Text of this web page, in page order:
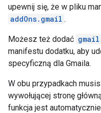
upewnij się, że w pliku
addOns.gmail .
Możesz też dodać
manifestu dodatku, aby
specyficzną dla Gmaila.
W obu przypadkach
wywołującej stronę
funkcja jest